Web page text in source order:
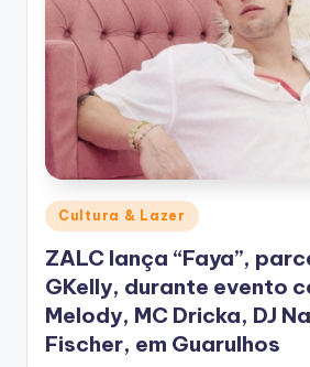
Posted
in
Cultura & Lazer
ZALC lança “Faya”,
GKelly, durante evento
Melody, MC Dricka, DJ
Fischer, em Guarulhos